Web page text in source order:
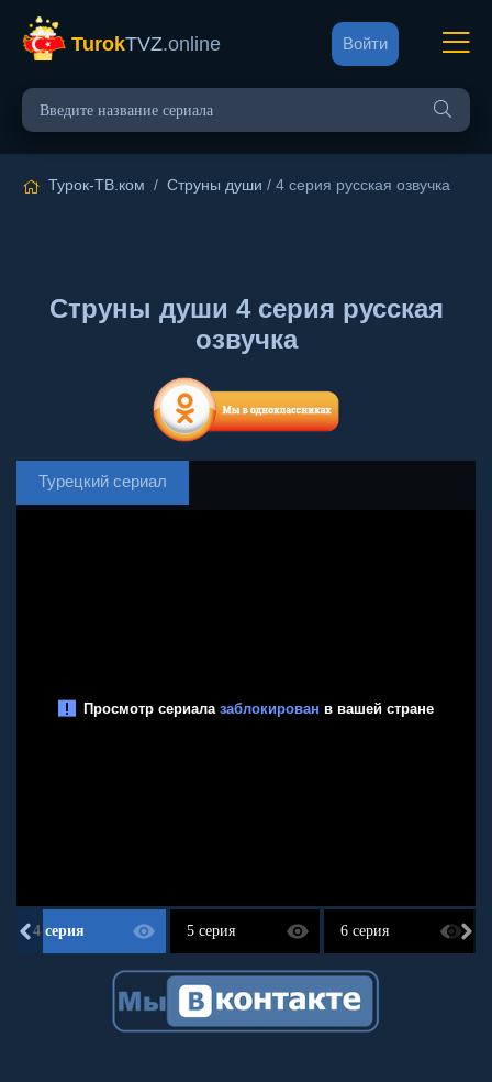
TurokTVZ.online Войти
Турок-ТВ.ком / Струны души / 4 серия русская озвучка
Струны души 4 серия русская
озвучка
Турецкий сериал
4 серия 5 серия 6 серия